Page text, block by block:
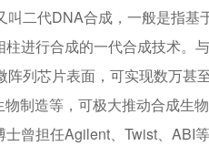
叫二代DNA合成，一般是指
柱进行合成的一代合成技术。
阵列芯片表面，可实现数万甚
制造等，可极大推动合成生
士曾担任Agilent、Twist、ABI